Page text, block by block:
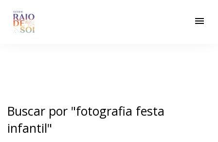
menu
Buscar por "fotografia festa
infantil"